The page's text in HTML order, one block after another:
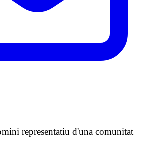
representatiu d'una comunitat